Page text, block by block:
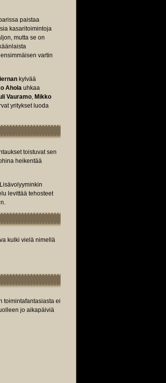
paistaa
kasaritoimintoja
mutta se on
vartin
kylvää
Ahola uhkaa
Vauramo, Mikko
yritykset luoda
toistuvat sen
heikentää
levittää tehosteet
kulki vielä nimellä
toimintafantasiasta ei
jo aikapäiviä